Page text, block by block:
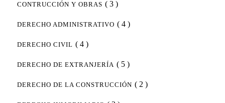
CONTRUCCIÓN Y OBRAS ( 3 )
DERECHO ADMINISTRATIVO ( 4 )
DERECHO CIVIL ( 4 )
DERECHO DE EXTRANJERÍA ( 5 )
DERECHO DE LA CONSTRUCCIÓN ( 2 )